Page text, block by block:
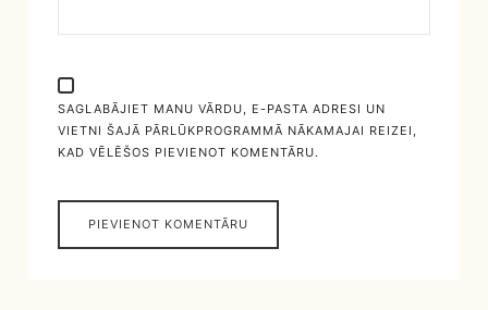
SAGLABĀJIET MANU VĀRDU, E-PASTA ADRESI UN
VIETNI ŠAJĀ PĀRLŪKPROGRAMMĀ NĀKAMAJAI REIZEI,
KAD VĒLĒŠOS PIEVIENOT KOMENTĀRU.